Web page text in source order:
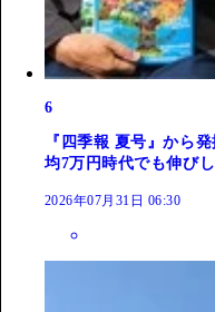
6
『四季報 夏号』から
均7万円時代でも伸びし
2026年07月31日 06:30